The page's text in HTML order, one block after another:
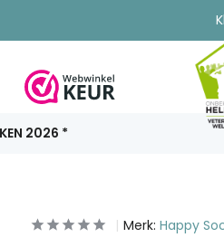
2026 *
Merk: Happy